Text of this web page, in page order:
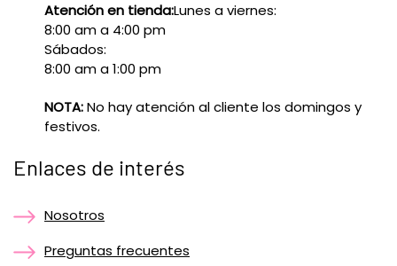
Atención en tienda:Lunes a viernes:
8:00 am a 4:00 pm
Sábados:
8:00 am a 1:00 pm
NOTA:No hay atención al cliente los domingos y
festivos.
Enlaces de interés
Nosotros
Preguntas frecuentes